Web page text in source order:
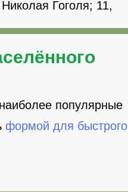
Гоголя; 11,
популярные
формой для быстрого